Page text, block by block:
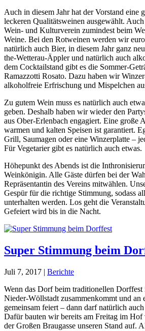
Auch in diesem Jahr hat der Vorstand eine
leckeren Qualitätsweinen ausgewählt.
Wein- und Kulturverein zumindest beim
Weine. Bei den Rotweinen werden wir
natürlich auch Bier, in diesem Jahr ganz
the-Wetterau-Äppler und natürlich auch
dem Cocktailstand gibt es die Sommer-
Ramazzotti Rosato. Dazu haben wir
alkoholfreie Erfrischung und Mispelchen
Zu gutem Wein muss es natürlich auch
geben. Deshalb haben wir wieder den
aus Ober-Erlenbach engagiert. Eine große
warmen und kalten Speisen ist garantiert.
Grill, Saumagen oder eine Winzerplatte –
Für Vegetarier gibt es natürlich auch etwas.
Höhepunkt des Abends ist die
Weinkönigin. Alle Gäste dürfen bei der
Repräsentantin des Vereins mitwählen.
Gespür für die richtige Stimmung, sodass
unterhalten werden. Los geht die
Gefeiert wird bis in die Nacht.
Super Stimmung beim
Juli 7, 2017 | Berichte
Wenn das Dorf beim traditionellen Dorffest
Nieder-Wöllstadt zusammenkommt und an
gemeinsam feiert – dann darf natürlich
Dafür bauten wir bereits am Freitag im
der Großen Braugasse unseren Stand auf.